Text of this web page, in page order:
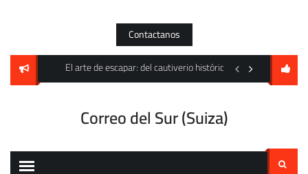
Contactanos
la moda y el cine contemporáneo en 2026
El arte de escapar: del cautiverio histórico a los laberintos
El acero frente al
Correo del Sur (Suiza)
Buscar: